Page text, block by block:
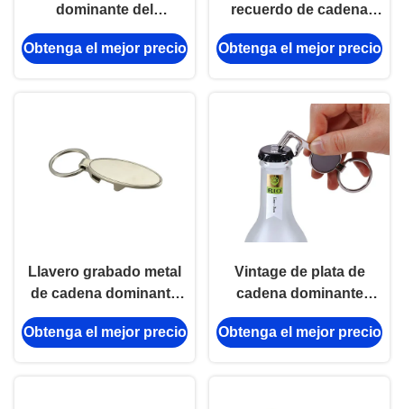
dominante del
abrebotellas de la
moneda de la carretilla
Obtenga el mejor precio
recuerdo de cadena
dominante grabado
aleación del rectángulo
Obtenga el mejor precio
Llavero grabado metal
de cadena dominante
personalizado elipse de
la aleación del cinc del
Obtenga el mejor precio
Vintage de plata de
cadena dominante
personalizado forma
dominante del
Obtenga el mejor precio